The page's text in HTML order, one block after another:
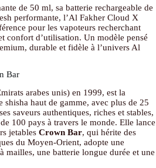
de 50 ml, sa batterie rechargeable de
performante, l’Al Fakher Cloud X
pour les vapoteurs recherchant
confort d’utilisation. Un modèle pensé
durable et fidèle à l’univers Al
Bar
arabes unis) en 1999, est la
shisha haut de gamme, avec plus de 25
saveurs authentiques, riches et stables,
100 pays à travers le monde. Elle lance
jetables Crown Bar, qui hérite des
du Moyen-Orient, adopte une
mailles, une batterie longue durée et une